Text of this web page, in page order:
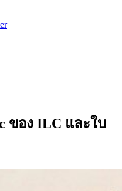
ของ ILC และใบ